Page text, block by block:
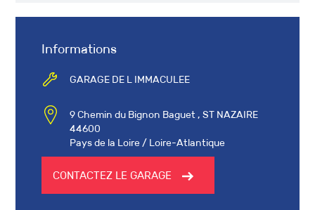
Informations
GARAGE DE L IMMACULEE
9 Chemin du Bignon Baguet , ST NAZAIRE
44600
Pays de la Loire / Loire-Atlantique
CONTACTEZ LE GARAGE